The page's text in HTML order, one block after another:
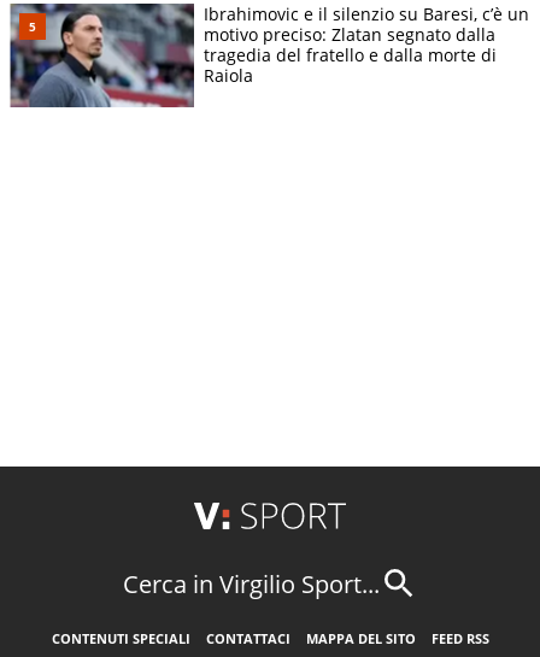
Ibrahimovic e il silenzio su Baresi, c’è un
motivo preciso: Zlatan segnato dalla
tragedia del fratello e dalla morte di
Raiola
Cerca in Virgilio Sport...
CONTENUTI SPECIALI CONTATTACI MAPPA DEL SITO
FEED RSS